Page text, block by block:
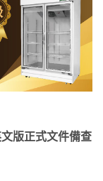
版正式文件備查